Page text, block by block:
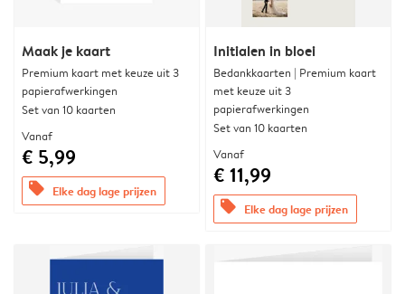
Maak je kaart
Premium kaart met keuze uit 3
papierafwerkingen
Set van 10 kaarten
Vanaf
€ 5,99
offers Elke dag lage prijzen
Initialen in bloei
Bedankkaarten | Premium kaart
met keuze uit 3
papierafwerkingen
Set van 10 kaarten
Vanaf
€ 11,99
offers Elke dag lage prijzen